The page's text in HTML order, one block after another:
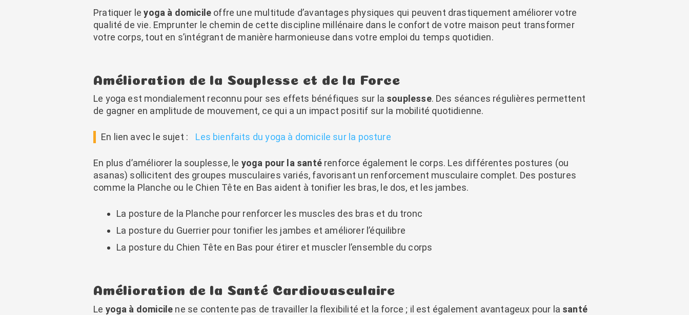
Pratiquer leyoga à domicile offre une multitude d’avantages physiques qui peuvent drastiquement améliorer votre
qualité de vie. Emprunter le chemin de cette discipline millénaire dans le confort de votre maison peut transformer
votre corps, tout en s’intégrant de manière harmonieuse dans votre emploi du temps quotidien.
Amélioration de la Souplesse et de la Force
Le yoga est mondialement reconnu pour ses effets bénéfiques sur la souplesse. Des séances régulières permettent
de gagner en amplitude de mouvement, ce qui a un impact positif sur la mobilité quotidienne.
En lien avec le sujet : Les bienfaits du yoga à domicile sur la posture
En plus d’améliorer la souplesse, le yoga pour la santérenforce également le corps. Les différentes postures (ou
asanas) sollicitent des groupes musculaires variés, favorisant un renforcement musculaire complet. Des postures
comme la Planche ou le Chien Tête en Bas aident à tonifier les bras, le dos, et les jambes.
La posture de la Planche pour renforcer les muscles des bras et du tronc
La posture du Guerrier pour tonifier les jambes et améliorer l’équilibre
La posture du Chien Tête en Bas pour étirer et muscler l’ensemble du corps
Amélioration de la Santé Cardiovasculaire
Le yoga à domicile ne se contente pas de travailler la flexibilité et la force ; il est également avantageux pour la santé